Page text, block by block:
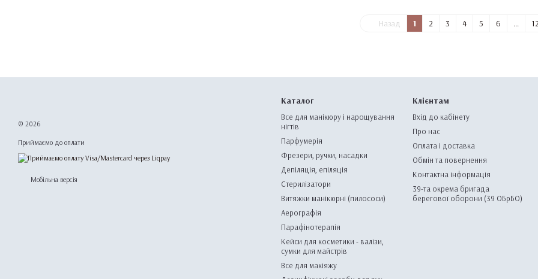
Назад 1 2 3 4 5 6 ... 12
© 2026
Приймаємо до оплати
Мобільна версія
Каталог
Все для манікюру і нарощування
нігтів
Парфумерія
Фрезери, ручки, насадки
Депіляція, епіляція
Стерилізатори
Витяжки манікюрні (пилососи)
Аерографія
Парафінотерапія
Кейси для косметики - валізи,
сумки для майстрів
Все для макіяжу
Клієнтам
Вхід до кабінету
Про нас
Оплата і доставка
Обмін та повернення
Контактна інформація
39-та окрема бригада
берегової оборони (39 ОБрБО)